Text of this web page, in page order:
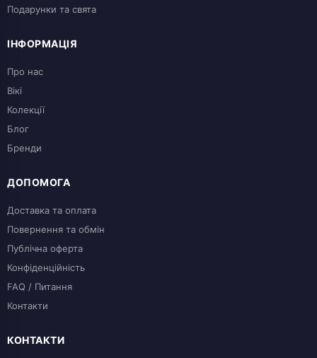
Подарунки та свята
ІНФОРМАЦІЯ
Про нас
Вікі
Колекції
Блог
Бренди
ДОПОМОГА
Доставка та оплата
Повернення та обмін
Публічна оферта
Конфіденційність
FAQ / Питання
Контакти
КОНТАКТИ